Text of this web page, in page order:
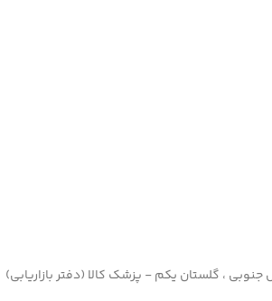
جنوبی ، گلستان یکم - پزشک کالا (دفتر بازاریابی)